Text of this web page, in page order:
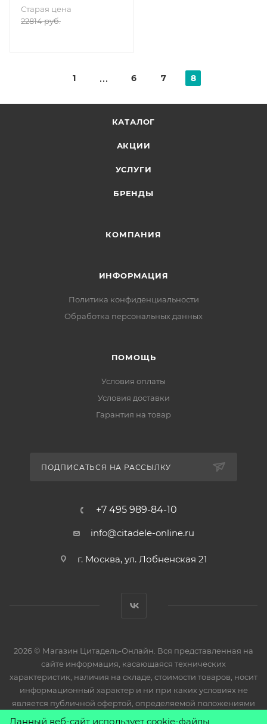
Старая цена
22814руб.
1 6 7 8
КАТАЛОГ
АКЦИИ
УСЛУГИ
БРЕНДЫ
КОМПАНИЯ
ИНФОРМАЦИЯ
Политика конфиденциальности
Обработка персональных данных
ПОМОЩЬ
Условия оплаты
Условия доставки
Гарантия на товар
ПОДПИСАТЬСЯ НА РАССЫЛКУ
+7 495 989-84-10
info@citadele-online.ru
г. Москва, ул. Лобненская 21
2026 © Магазин Цитадель-Онлайн. Вся представленная на
сайте информация, касающаяся технических
характеристик, наличия на складе, стоимости товаров, носит
информационный характер и ни при каких условиях не
является публичной офертой, определяемой положениями
Статьи 437(2) Гражданского кодекса РФ.
Данный веб-сайт использует cookie-файлы